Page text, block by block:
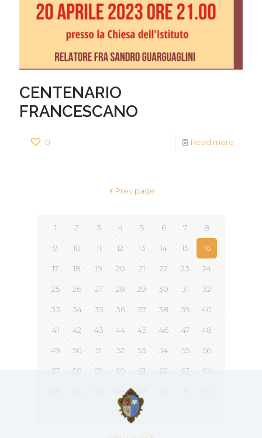
CENTENARIO
FRANCESCANO
0 Read more
Prev page
1 2 3 4 5 6 7 8
9 10 11 12 13 14 15 16
17 18 19 20 21 22 23 24
25 26 27 28 29 30 31 32
33 34 35 36 37 38 39 40
41 42 43 44 45 46 47 48
49 50 51 52 53 54 55 56
57 58 59 60 61 62 63 64
73